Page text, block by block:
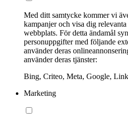
Med ditt samtycke kommer vi
kampanjer och visa dig
webbplats. För detta ändamål
personuppgifter med följande
använder deras
använder deras tjänster:
Bing, Criteo, Meta, Google,
Marketing